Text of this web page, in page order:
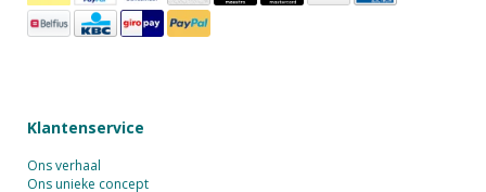
Klantenservice
Ons verhaal
Ons unieke concept